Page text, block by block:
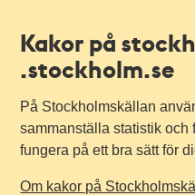
Kakor på
.stockholm.se
På Stockholmskällan
sammanställa statistik och
fungera på ett bra sätt för
Om kakor på